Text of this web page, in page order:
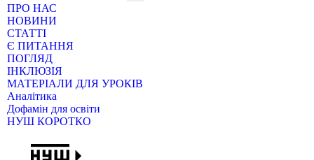
ПРО НАС
НОВИНИ
СТАТТІ
Є ПИТАННЯ
ПОГЛЯД
ІНКЛЮЗІЯ
МАТЕРІАЛИ ДЛЯ УРОКІВ
Аналітика
Дофамін для освіти
НУШ КОРОТКО